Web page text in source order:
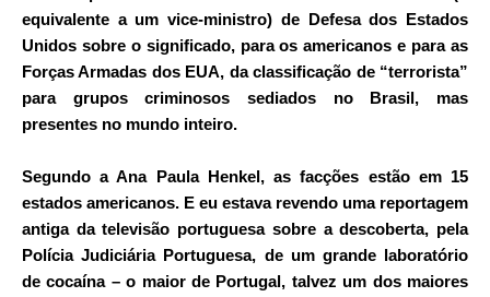
equivalente a um vice-ministro) de Defesa dos
Estados
Unidos sobre o significado, para os americanos e para as
Forças Armadas dos EUA, da classificação de “terrorista”
para grupos criminosos sediados no Brasil, mas
presentes no mundo inteiro.
Segundo a Ana Paula Henkel, as facções estão em 15
estados americanos. E eu estava revendo uma reportagem
antiga da televisão portuguesa sobre a descoberta, pela
Polícia Judiciária Portuguesa, de um grande laboratório
de cocaína – o maior de Portugal, talvez um dos maiores